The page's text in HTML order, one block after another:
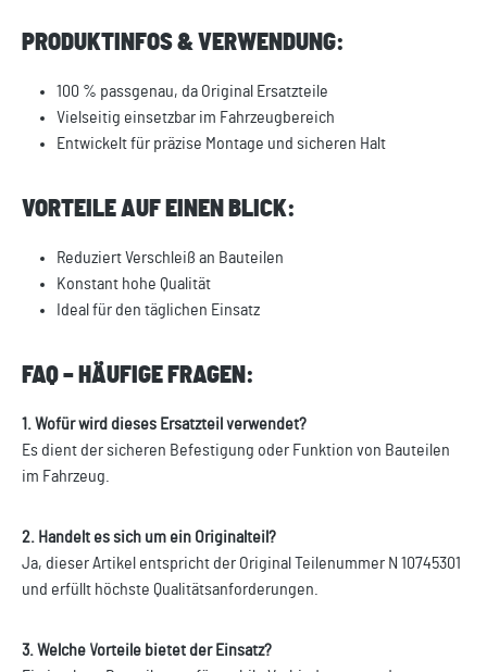
PRODUKTINFOS & VERWENDUNG:
100 % passgenau, da Original Ersatzteile
Vielseitig einsetzbar im Fahrzeugbereich
Entwickelt für präzise Montage und sicheren Halt
VORTEILE AUF EINEN BLICK:
Reduziert Verschleiß an Bauteilen
Konstant hohe Qualität
Ideal für den täglichen Einsatz
FAQ – HÄUFIGE FRAGEN:
1. Wofür wird dieses Ersatzteil verwendet?
Es dient der sicheren Befestigung oder Funktion von Bauteilen
im Fahrzeug.
2. Handelt es sich um ein Originalteil?
Ja, dieser Artikel entspricht der Original Teilenummer N 10745301
und erfüllt höchste Qualitätsanforderungen.
3. Welche Vorteile bietet der Einsatz?